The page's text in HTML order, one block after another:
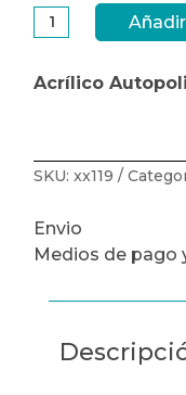
Acrílico
VERACRIL
gr.
cantidad
Acrílico
SKU:xx119
Envio
Medios de pago